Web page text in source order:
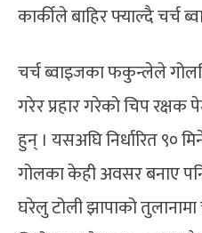
कार्कीले बाहिर फ्याल्दै चर्च
चर्च ब्वाइजका फकुन्लेले
गरेर प्रहार गरेको चिप
हुन् । यसअघि निर्धारित ९०
गोलका केही अवसर बनाए
घरेलु टोली झापाको